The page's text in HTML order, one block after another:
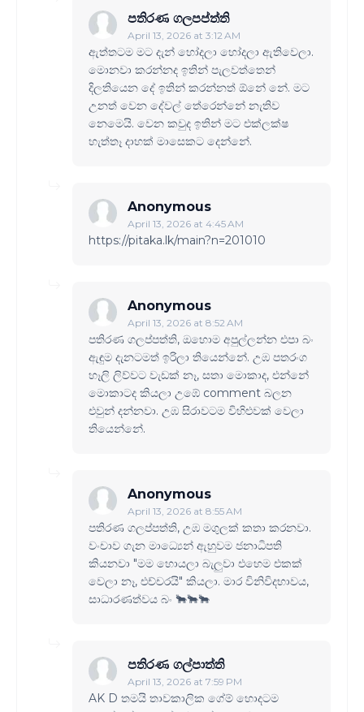
පතිරණ ගලපප්ත්ති
April 13, 2026 at 3:12 AM
ඇත්තටම මට දැන් හෝදලා හෝදලා ඇතිවෙලා.
මොනවා කරන්නද ඉතින් පැලවත්තෙන්
දිලතියෙන දේ ඉතින් කරන්නත් ඕනේ නේ. මට
උනත් වෙන දේවල් තේරෙන්නේ නැතිව
නෙමෙයි. වෙන කවුද ඉතින් මට එක්ලක්ෂ
හැත්තෑ දාහක් මාසෙකට දෙන්නේ.
Anonymous
April 13, 2026 at 4:45 AM
https://pitaka.lk/main?n=201010
Anonymous
April 13, 2026 at 8:52 AM
පතිරණ ගලප්පත්ති, ඔහොම අපුල්ලන්න එපා බං
ඇඳුම දැනටමත් ඉරිලා තියෙන්නේ. උඹ පතරංග
හෑලි ලිව්වට වැඩක් නෑ, සතා මොකාද, එන්නේ
මොකාටද කියලා උඹේ comment බලන
එවුන් දන්නවා. උඹ සිරාවටම විහිළුවක් වෙලා
තියෙන්නේ.
Anonymous
April 13, 2026 at 8:55 AM
පතිරණ ගලප්පත්ති, උඹ මගුලක් කතා කරනවා.
වංචාව ගැන මාධ්‍යෙන් ඇහුවම ජනාධිපති
කියනවා "මම හොයලා බැලුවා එහෙම එකක්
වෙලා නෑ, එච්චරයි" කියලා. මාර විනිවිදභාවය,
සාධාරණත්වය බං 🐂🐂🐂
පතිරණ ගල්පාත්ති
April 13, 2026 at 7:59 PM
AK D තමයි තාවකාලික ගේම් හොදටම